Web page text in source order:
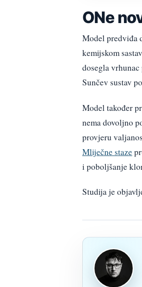
ONe
Model predviđa
kemijskom
dosegla
Sunčev sustav
Model također
nema dovoljno
provjeru
Mliječne staze
i poboljšanje
Studija je